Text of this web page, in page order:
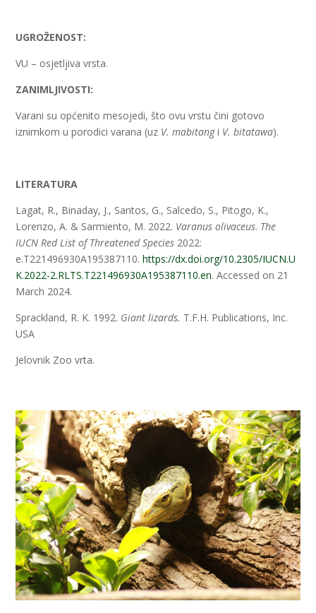
UGROŽENOST:
VU – osjetljiva vrsta.
ZANIMLJIVOSTI:
Varani su općenito mesojedi, što ovu vrstu čini gotovo
iznimkom u porodici varana (uz V. mabitangi V. bitatawa).
LITERATURA
Lagat, R., Binaday, J., Santos, G., Salcedo, S., Pitogo, K.,
Lorenzo, A. & Sarmiento, M. 2022. Varanus olivaceus. The
IUCN Red List of Threatened Species 2022:
e.T221496930A195387110.https://dx.doi.org/10.2305/IUCN.U
K.2022-2.RLTS.T221496930A195387110.en. Accessed on 21
March 2024.
Sprackland, R. K. 1992. Giant lizards. T.F.H. Publications, Inc.
USA
Jelovnik Zoo vrta.